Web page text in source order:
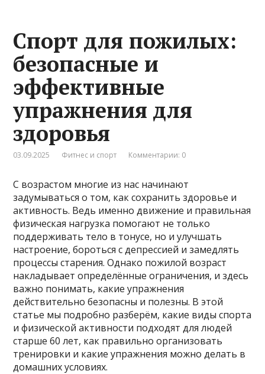
Спорт для пожилых:
безопасные и
эффективные
упражнения для
здоровья
03.09.2025 Фитнес и спорт Комментарии: 0
С возрастом многие из нас начинают
задумываться о том, как сохранить здоровье и
активность. Ведь именно движение и правильная
физическая нагрузка помогают не только
поддерживать тело в тонусе, но и улучшать
настроение, бороться с депрессией и замедлять
процессы старения. Однако пожилой возраст
накладывает определённые ограничения, и здесь
важно понимать, какие упражнения
действительно безопасны и полезны. В этой
статье мы подробно разберём, какие виды спорта
и физической активности подходят для людей
старше 60 лет, как правильно организовать
тренировки и какие упражнения можно делать в
домашних условиях.